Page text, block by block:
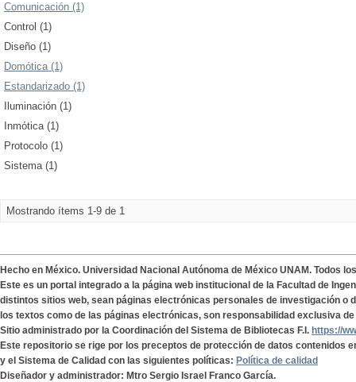
Comunicación (1)
Control (1)
Diseño (1)
Domótica (1)
Estandarizado (1)
Iluminación (1)
Inmótica (1)
Protocolo (1)
Sistema (1)
Mostrando ítems 1-9 de 1
Hecho en México. Universidad Nacional Autónoma de México UNAM. Todos
Este es un portal integrado a la página web institucional de la Facultad de
distintos sitios web, sean páginas electrónicas personales de investigación o
los textos como de las páginas electrónicas, son responsabilidad exclusiva
Sitio administrado por la Coordinación del Sistema de Bibliotecas F.I. https://
Este repositorio se rige por los preceptos de protección de datos contenidos
y el Sistema de Calidad con las siguientes políticas: Política de calidad
Diseñador y administrador: Mtro Sergio Israel Franco García.